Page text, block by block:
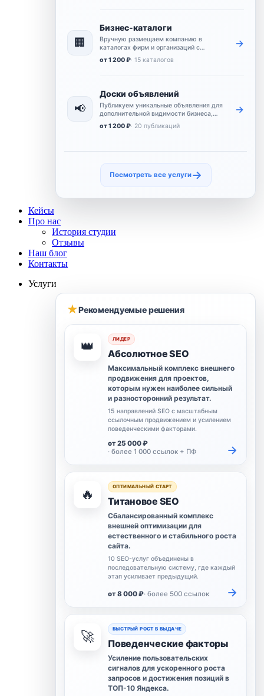
🏢
Бизнес-каталоги
Вручную размещаем компанию в
каталогах фирм и организаций с
контактами, описанием и ссылкой на
сайт.
от 1 200 ₽· 15 каталогов
→
📢
Доски объявлений
Публикуем уникальные объявления для
дополнительной видимости бизнеса,
расширения охвата и усиления
коммерческого присутствия.
от 1 200 ₽· 20 публикаций
→
Посмотреть все услуги→
Кейсы
Про нас
История студии
Отзывы
Наш блог
Контакты
Услуги
★Рекомендуемые решения
👑 ЛИДЕР
Абсолютное SEO
Максимальный комплекс внешнего
продвижения для проектов,
которым нужен наиболее сильный
и разносторонний результат.
15 направлений SEO с масштабным
ссылочным продвижением и усилением
поведенческими факторами.
от 25 000 ₽
· более 1 000 ссылок + ПФ
→
🔥 ОПТИМАЛЬНЫЙ СТАРТ
Титановое SEO
Сбалансированный комплекс
внешней оптимизации для
естественного и стабильного роста
сайта.
10 SEO-услуг объединены в
последовательную систему, где каждый
этап усиливает предыдущий.
от 8 000 ₽· более 500 ссылок →
🚀 БЫСТРЫЙ РОСТ В ВЫДАЧЕ
Поведенческие факторы
Усиление пользовательских
сигналов для ускоренного роста
запросов и достижения позиций в
ТОП-10 Яндекса.